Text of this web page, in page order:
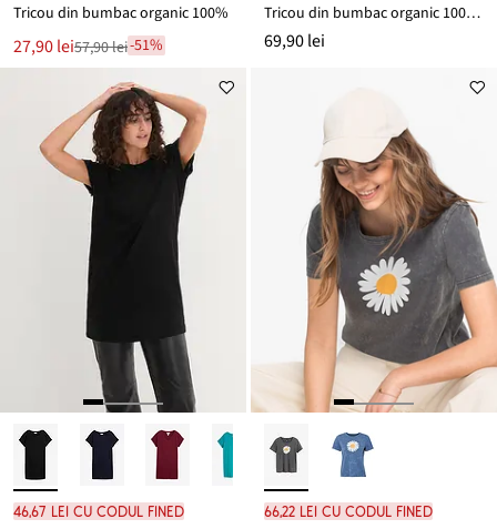
Tricou din bumbac organic 100%
Noul
preț
27,90 lei
Reducere
57,90 lei
57,90 lei-51%
Tricou din bumbac organic 100% cu broderie
69,90 lei
46,67 lei cu codul FINED 66,22 lei cu codul FINED